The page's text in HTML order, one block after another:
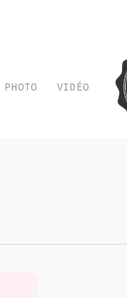
PHOTO VIDÉO